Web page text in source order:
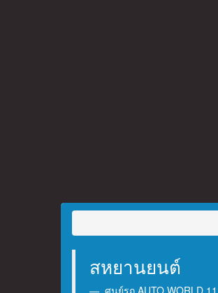
สหยานยนต์
ศูนย์รถ AUTO WORLD